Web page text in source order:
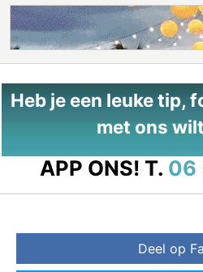
Heb je een leuke tip,
met ons
APP ONS! T. 06
Deel op